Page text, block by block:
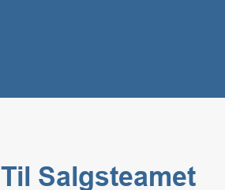
Til Salgsteamet